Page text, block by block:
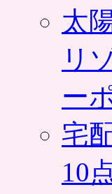
太
リ
ー
宅
10